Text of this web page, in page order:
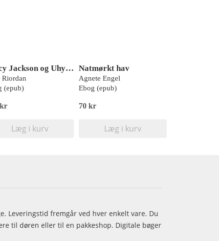
Percy Jackson og Uhyrernes Hav (2) - graphic novel
(epub)
Læg i kurv
Natmørkt hav
Agnete Engel
Ebog (epub)
70 kr
Læg i kurv
Leveringstid fremgår ved hver enkelt vare. Du
til døren eller til en pakkeshop. Digitale bøger